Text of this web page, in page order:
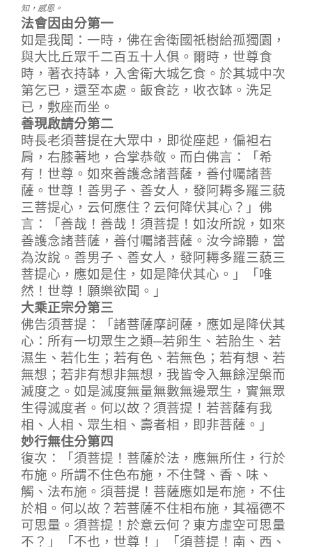
知，感恩。
法會因由分第一
如是我聞：一時，佛在舍衛國祇樹給孤獨園，
與大比丘眾千二百五十人俱。爾時，世尊食
時，著衣持缽，入舍衛大城乞食。於其城中次
第乞已，還至本處。飯食訖，收衣缽。洗足
已，敷座而坐。
善現啟請分第二
時長老須菩提在大眾中，即從座起，偏袒右
肩，右膝著地，合掌恭敬。而白佛言：「希
有！世尊。如來善護念諸菩薩，善付囑諸菩
薩。世尊！善男子、善女人，發阿耨多羅三藐
三菩提心，云何應住？云何降伏其心？」佛
言：「善哉！善哉！須菩提！如汝所說，如來
善護念諸菩薩，善付囑諸菩薩。汝今諦聽，當
為汝說。善男子、善女人，發阿耨多羅三藐三
菩提心，應如是住，如是降伏其心。」「唯
然！世尊！願樂欲聞。」
大乘正宗分第三
佛告須菩提：「諸菩薩摩訶薩，應如是降伏其
心：所有一切眾生之類─若卵生、若胎生、若
濕生、若化生；若有色、若無色；若有想、若
無想；若非有想非無想，我皆令入無餘涅槃而
滅度之。如是滅度無量無數無邊眾生，實無眾
生得滅度者。何以故？須菩提！若菩薩有我
相、人相、眾生相、壽者相，即非菩薩。」
妙行無住分第四
復次：「須菩提！菩薩於法，應無所住，行於
布施。所謂不住色布施，不住聲、香、味、
觸、法布施。須菩提！菩薩應如是布施，不住
於相。何以故？若菩薩不住相布施，其福德不
可思量。須菩提！於意云何？東方虛空可思量
不？」「不也，世尊！」「須菩提！南、西、